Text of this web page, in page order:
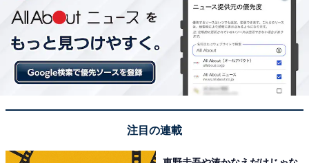
注目の連載